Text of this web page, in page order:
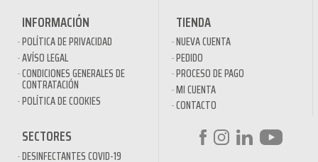
INFORMACIÓN
POLÍTICA DE PRIVACIDAD
AVÍSO LEGAL
CONDICIONES GENERALES DE
CONTRATACIÓN
POLÍTICA DE COOKIES
TIENDA
NUEVA CUENTA
PEDIDO
PROCESO DE PAGO
MI CUENTA
CONTACTO
SECTORES
DESINFECTANTES COVID-19